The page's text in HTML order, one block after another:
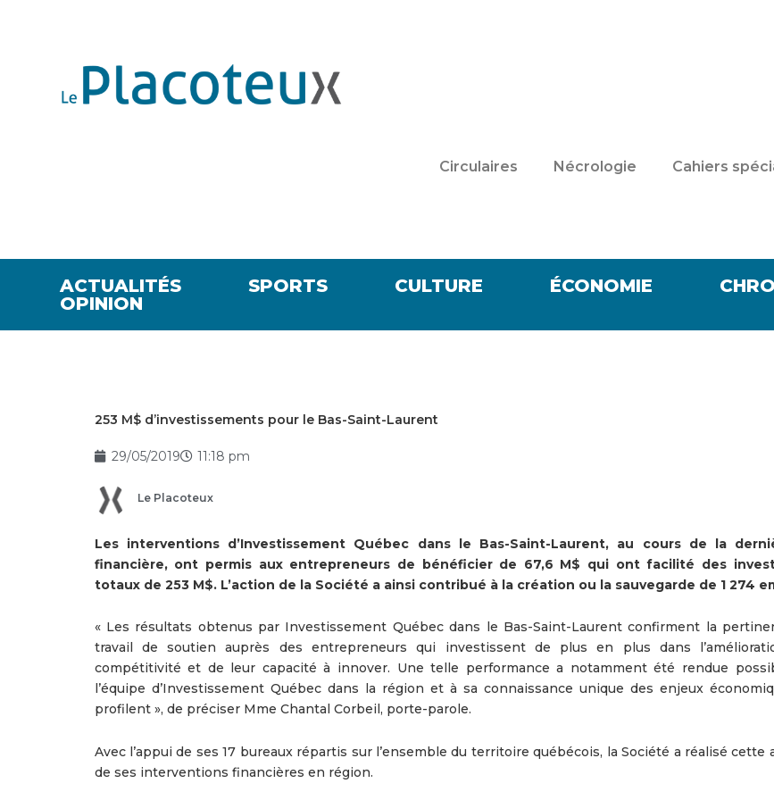
Circulaires Nécrologie Cahiers
ACTUALITÉS SPORTS CULTURE ÉCONOMIE
OPINION
253 M$ d’investissements pour le Bas-Saint-Laurent
29/05/2019 11:18 pm
Le Placoteux
Les interventions d’Investissement Québec dans le Bas-Saint-Laurent, au cours de la
financière, ont permis aux entrepreneurs de bénéficier de 67,6 M$ qui ont facilité des
totaux de 253 M$. L’action de la Société a ainsi contribué à la création ou la sauvegarde de 1 274
« Les résultats obtenus par Investissement Québec dans le Bas-Saint-Laurent confirment la
travail de soutien auprès des entrepreneurs qui investissent de plus en plus dans
compétitivité et de leur capacité à innover. Une telle performance a notamment été rendue
l’équipe d’Investissement Québec dans la région et à sa connaissance unique des enjeux
profilent », de préciser Mme Chantal Corbeil, porte-parole.
Avec l’appui de ses 17 bureaux répartis sur l’ensemble du territoire québécois, la Société a réalisé cette
de ses interventions financières en région.